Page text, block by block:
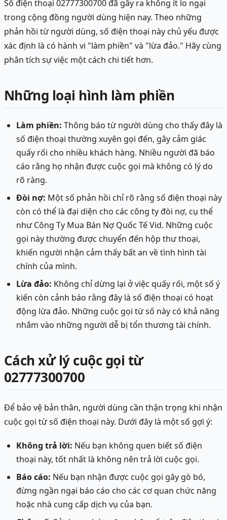
Số điện thoại 02777300700 đã gây ra không ít lo ngại
trong cộng đồng người dùng hiện nay. Theo những
phản hồi từ người dùng, số điện thoại này chủ yếu được
xác định là có hành vi "làm phiền" và "lừa đảo." Hãy cùng
phân tích sự việc một cách chi tiết hơn.
Những loại hình làm phiền
Làm phiền: Thông báo từ người dùng cho thấy đây là
số điện thoại thường xuyên gọi đến, gây cảm giác
quấy rối cho nhiều khách hàng. Nhiều người đã báo
cáo rằng họ nhận được cuộc gọi mà không có lý do
rõ ràng.
Đòi nợ: Một số phản hồi chỉ rõ rằng số điện thoại này
còn có thể là đại diện cho các công ty đòi nợ, cụ thể
như Công Ty Mua Bán Nợ Quốc Tế Vid. Những cuộc
gọi này thường được chuyển đến hộp thư thoại,
khiến người nhận cảm thấy bất an về tình hình tài
chính của mình.
Lừa đảo: Không chỉ dừng lại ở việc quấy rối, một số ý
kiến còn cảnh báo rằng đây là số điện thoại có hoạt
động lừa đảo. Những cuộc gọi từ số này có khả năng
nhắm vào những người dễ bị tổn thương tài chính.
Cách xử lý cuộc gọi từ
02777300700
Để bảo vệ bản thân, người dùng cần thận trọng khi nhận
cuộc gọi từ số điện thoại này. Dưới đây là một số gợi ý:
Không trả lời: Nếu bạn không quen biết số điện
thoại này, tốt nhất là không nên trả lời cuộc gọi.
Báo cáo: Nếu bạn nhận được cuộc gọi gây gò bó,
đừng ngần ngại báo cáo cho các cơ quan chức năng
hoặc nhà cung cấp dịch vụ của bạn.